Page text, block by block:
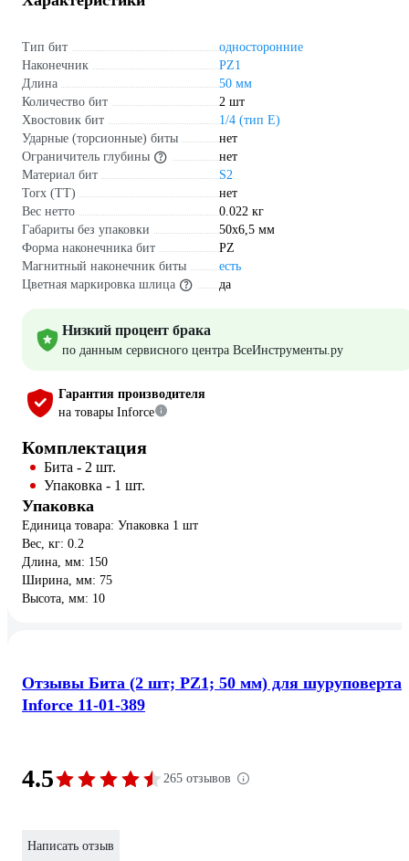
Тип бит
односторонние
Наконечник
PZ1
Длина
50 мм
Количество бит
2 шт
Хвостовик бит
1/4 (тип Е)
Ударные (торсионные) биты
нет
Ограничитель глубины
нет
Материал бит
S2
Torx (TT)
нет
Вес нетто
0.022 кг
Габариты без упаковки
50х6,5 мм
Форма наконечника бит
PZ
Магнитный наконечник биты
есть
Цветная маркировка шлица
да
Низкий процент брака
по данным сервисного центра ВсеИнструменты.ру
Гарантия производителя
на товары Inforce
Комплектация
Бита - 2 шт.
Упаковка - 1 шт.
Упаковка
Единица товара: Упаковка 1 шт
Вес, кг: 0.2
Длина, мм: 150
Ширина, мм: 75
Высота, мм: 10
Отзывы Бита (2 шт; PZ1; 50 мм) для шуруповерта
Inforce 11-01-389
4.5 265 отзывов
Написать отзыв